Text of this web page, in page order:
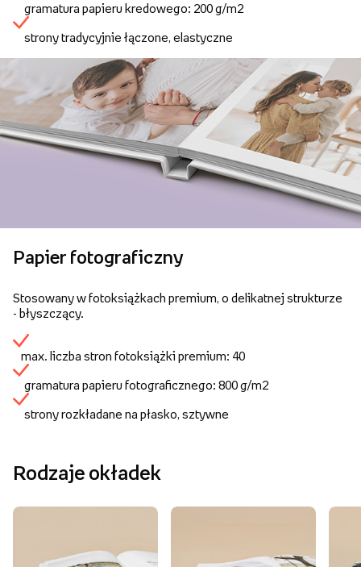
gramatura papieru kredowego: 200 g/m2
strony tradycyjnie łączone, elastyczne
Papier fotograficzny
Stosowany w fotoksiążkach premium, o delikatnej strukturze
- błyszczący.
max. liczba stron fotoksiążki premium: 40
gramatura papieru fotograficznego: 800 g/m2
strony rozkładane na płasko, sztywne
Rodzaje okładek